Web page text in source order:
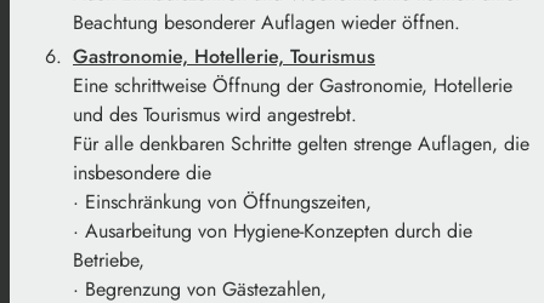
Beachtung besonderer Auflagen wieder öffnen.
Gastronomie, Hotellerie, Tourismus
Eine schrittweise Öffnung der Gastronomie, Hotellerie
und des Tourismus wird angestrebt.
Für alle denkbaren Schritte gelten strenge Auflagen, die
insbesondere die
· Einschränkung von Öffnungszeiten,
· Ausarbeitung von Hygiene-Konzepten durch die
Betriebe,
· Begrenzung von Gästezahlen,